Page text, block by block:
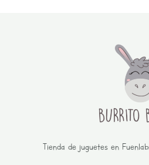
Tienda de juguetes en